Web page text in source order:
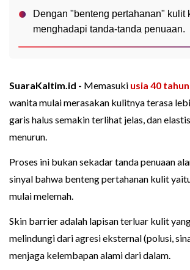
Dengan "benteng pertahanan" kulit
menghadapi tanda-tanda penuaan.
SuaraKaltim.id - Memasuki usia 40 tahun
wanita mulai merasakan kulitnya terasa
garis halus semakin terlihat jelas, dan
menurun.
Proses ini bukan sekadar tanda penuaan
sinyal bahwa benteng pertahanan kulit
mulai melemah.
Skin barrier adalah lapisan terluar kulit
melindungi dari agresi eksternal (polusi,
menjaga kelembapan alami dari dalam.